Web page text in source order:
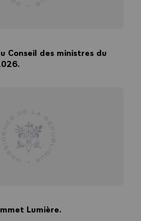
Conseil des ministres du
Lumière.